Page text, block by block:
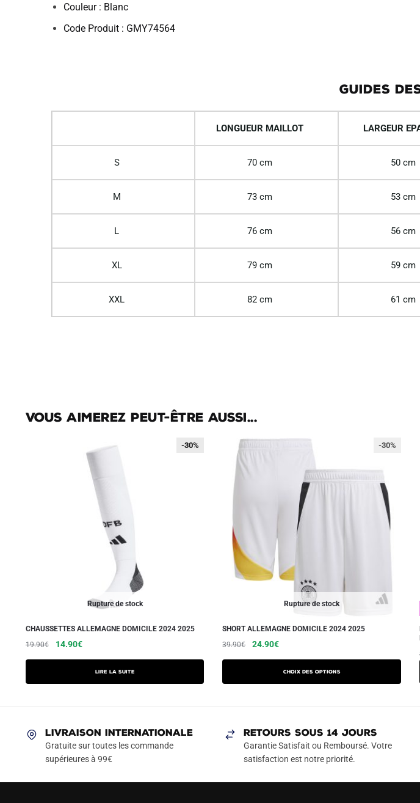
Couleur : Blanc
Code Produit : GMY74564
GUIDES
LONGUEUR MAILLOT LARGEUR
S 70 cm 50 cm
M 73 cm 53 cm
L 76 cm 56 cm
XL 79 cm 59 cm
XXL 82 cm 61 cm
Vous aimerez peut-être aussi...
Rupture de stock
-30%
-30%
CHAUSSETTES ALLEMAGNE DOMICILE 2024 2025
19.90€
Le
était :
14.90€Le
actuel
est :
Lire la suite
Rupture de stock
-30%
SHORT ALLEMAGNE DOMICILE 2024 2025
39.90€
Le
était :
24.90€Le
actuel
est :
Choix des options
Ce
produit
a
options
peuvent
être
choisies
LIVRAISON INTERNATIONALE
Gratuite sur toutes les commande
supérieures à 99€
RETOURS SOUS 14 JOURS
Garantie Satisfait ou Remboursé. Votre
satisfaction est notre priorité.